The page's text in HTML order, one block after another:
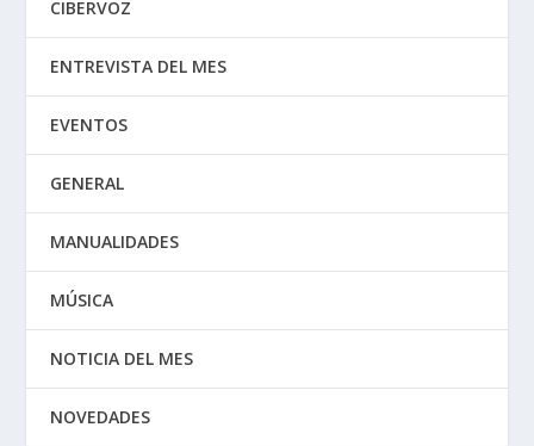
CIBERVOZ
ENTREVISTA DEL MES
EVENTOS
GENERAL
MANUALIDADES
MÚSICA
NOTICIA DEL MES
NOVEDADES